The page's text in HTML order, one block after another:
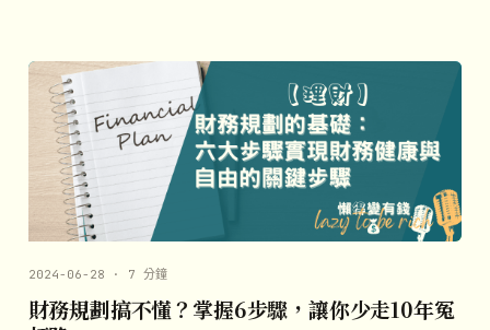
2024-06-28 · 7 分鐘
財務規劃搞不懂？掌握6步驟，讓你少走10年冤